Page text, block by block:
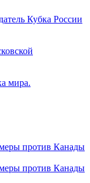
Кубка России
мира.